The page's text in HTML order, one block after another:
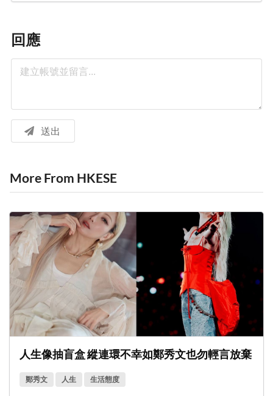
回應
送出
More From HKESE
人生像抽盲盒 縱連環不幸如鄭秀文也勿輕言放棄
鄭秀文 人生 生活態度